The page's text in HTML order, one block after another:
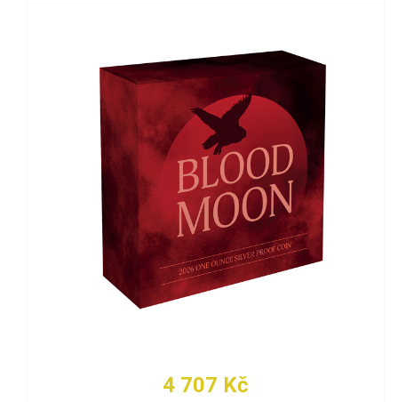
4 707 Kč